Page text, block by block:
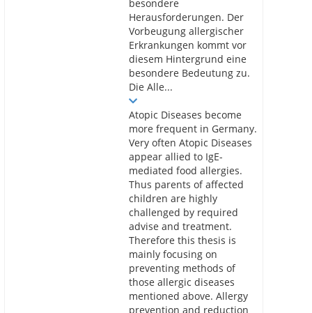
besondere
Herausforderungen. Der
Vorbeugung allergischer
Erkrankungen kommt vor
diesem Hintergrund eine
besondere Bedeutung zu.
Die Alle...
Atopic Diseases become
more frequent in Germany.
Very often Atopic Diseases
appear allied to IgE-
mediated food allergies.
Thus parents of affected
children are highly
challenged by required
advise and treatment.
Therefore this thesis is
mainly focusing on
preventing methods of
those allergic diseases
mentioned above. Allergy
prevention and reduction